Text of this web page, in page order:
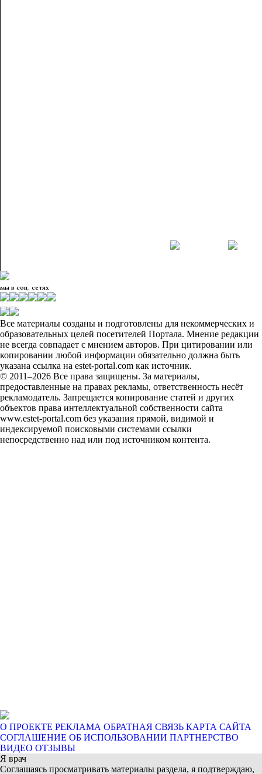
мы в соц. сетях
Все материалы созданы и подготовлены для некоммерческих и
образовательных целей посетителей Портала. Мнение редакции
не всегда совпадает с мнением авторов. При цитировании или
копировании любой информации обязательно должна быть
указана ссылка на estet-portal.com как источник.
© 2011–2026 Все права защищены. За материалы,
предоставленные на правах рекламы, ответственность несёт
рекламодатель. Запрещается копирование статей и других
объектов права интеллектуальной собственности сайта
www.estet-portal.com без указания прямой, видимой и
индексируемой поисковыми системами ссылки
непосредственно над или под источником контента.
О ПРОЕКТЕ РЕКЛАМА ОБРАТНАЯ СВЯЗЬ КАРТА САЙТА
СОГЛАШЕНИЕ ОБ ИСПОЛЬЗОВАНИИ ПАРТНЕРСТВО
ВИДЕО ОТЗЫВЫ
Я врач
Соглашаясь просматривать материалы раздела, я подтверждаю,